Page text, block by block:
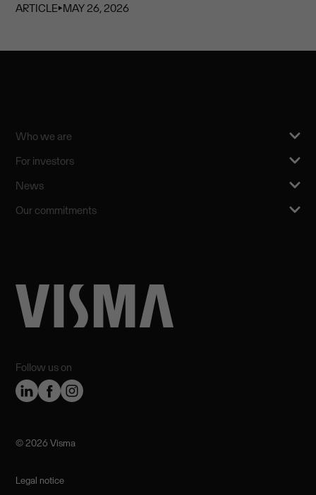
ARTICLE⏵MAY 26, 2026
Follow us on
Who we are
For investors
News
Our commitments
©️ 2026 Visma
Legal notice